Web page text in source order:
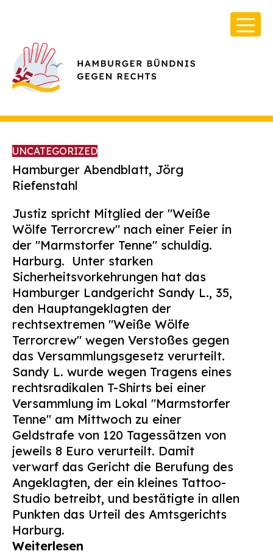
Infos & Broschüren
Archiv
Kontakt
Suchen
nach:
UNCATEGORIZED
Hamburger Abendblatt, Jörg
Riefenstahl
Justiz spricht Mitglied der "Weiße
Wölfe Terrorcrew" nach einer Feier in
der "Marmstorfer Tenne" schuldig.
Harburg. Unter starken
Sicherheitsvorkehrungen hat das
Hamburger Landgericht Sandy L., 35,
den Hauptangeklagten der
rechtsextremen "Weiße Wölfe
Terrorcrew" wegen Verstoßes gegen
das Versammlungsgesetz verurteilt.
Sandy L. wurde wegen Tragens eines
rechtsradikalen T-Shirts bei einer
Versammlung im Lokal "Marmstorfer
Tenne" am Mittwoch zu einer
Geldstrafe von 120 Tagessätzen von
jeweils 8 Euro verurteilt. Damit
verwarf das Gericht die Berufung des
Angeklagten, der ein kleines Tattoo-
Studio betreibt, und bestätigte in allen
Punkten das Urteil des Amtsgerichts
Harburg.
Weiterlesen